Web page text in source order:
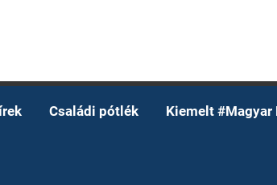
Családi pótlék Kiemelt #Magyar